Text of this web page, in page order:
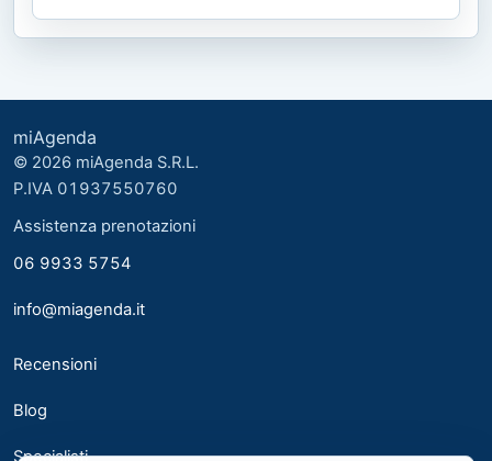
miAgenda
© 2026 miAgenda S.R.L.
P.IVA 01937550760
Assistenza prenotazioni
06 9933 5754
info@miagenda.it
Recensioni
Blog
Specialisti